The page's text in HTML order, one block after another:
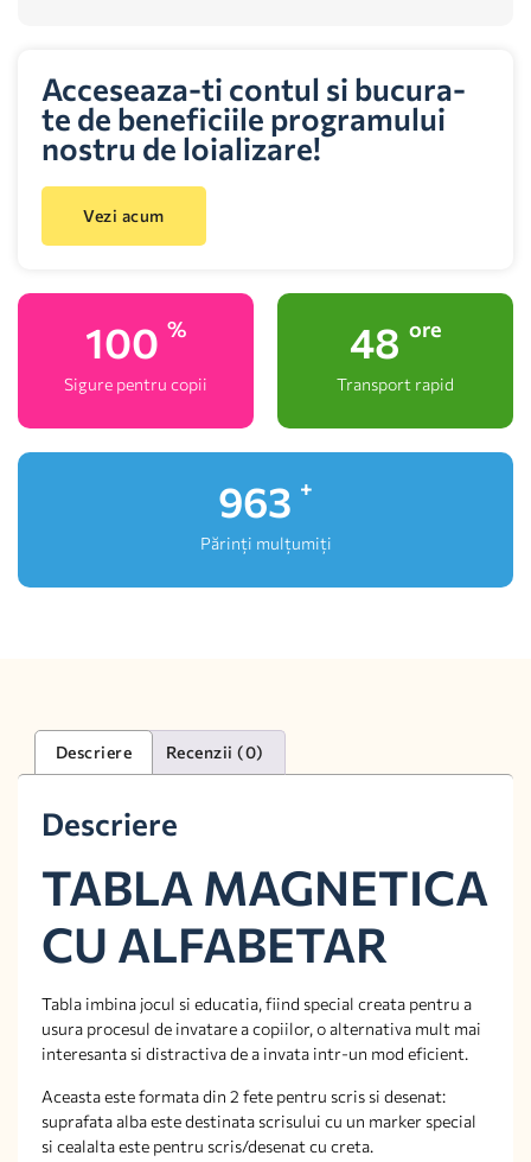
Acceseaza-ti contul si bucura-
te de beneficiile programului
nostru de loializare!
Vezi acum
100 %
Sigure pentru copii
48 ore
Transport rapid
1,000
Părinți mulțumiți
Descriere Recenzii (0)
Descriere
TABLA MAGNETICA
CU ALFABETAR
Tabla imbina jocul si educatia, fiind special creata pentru a
usura procesul de invatare a copiilor, o alternativa mult mai
interesanta si distractiva de a invata intr-un mod eficient.
Aceasta este formata din 2 fete pentru scris si desenat:
suprafata alba este destinata scrisului cu un marker special
si cealalta este pentru scris/desenat cu creta.